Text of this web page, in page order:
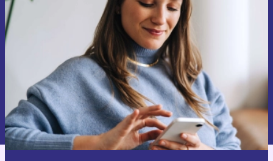
Nikad više ne propusti ponudu.
Zatraži kupon
Informacije o korištenju osobnih podataka možeš pronaći u našim
Pravilima privatnosti.